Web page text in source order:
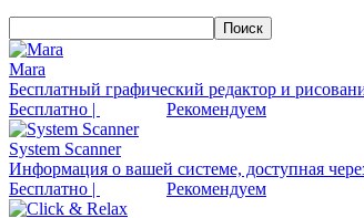
Mara
Бесплатный графический редактор и
Бесплатно |
Рекомендуем
System Scanner
Информация о вашей системе, доступная
Бесплатно |
Рекомендуем